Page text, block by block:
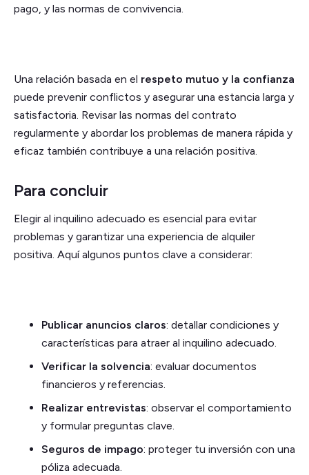
pago, y las normas de convivencia.
Una relación basada en el respeto mutuo y la confianza
puede prevenir conflictos y asegurar una estancia larga y
satisfactoria. Revisar las normas del contrato
regularmente y abordar los problemas de manera rápida y
eficaz también contribuye a una relación positiva.
Para concluir
Elegir al inquilino adecuado es esencial para evitar
problemas y garantizar una experiencia de alquiler
positiva. Aquí algunos puntos clave a considerar:
Publicar anuncios claros: detallar condiciones y
características para atraer al inquilino adecuado.
Verificar la solvencia: evaluar documentos
financieros y referencias.
Realizar entrevistas: observar el comportamiento
y formular preguntas clave.
Seguros de impago: proteger tu inversión con una
póliza adecuada.